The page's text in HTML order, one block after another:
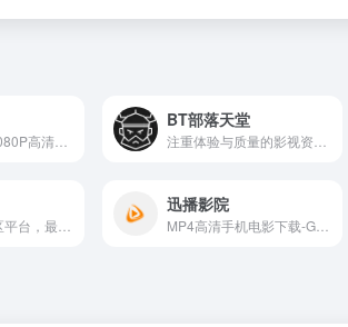
豆瓣高分电影1080P高清磁力下载
BT部落天堂
迅播影院
MP4高清手机电影下载-Gvod电影-迅雷电影下载